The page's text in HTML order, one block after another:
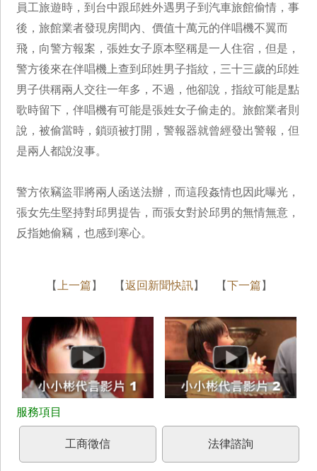
員工旅遊時，到台中跟邱姓外遇男子到汽車旅館偷情，事
後，旅館業者發現房間內、價值十萬元的伴唱機不翼而
飛，向警方報案，張姓女子原本堅稱是一人住宿，但是，
警方後來在伴唱機上查到邱姓男子指紋，三十三歲的邱姓
男子供稱兩人交往一年多，不過，他卻說，指紋可能是點
歌時留下，伴唱機有可能是張姓女子偷走的。旅館業者則
說，被偷當時，鎖頭被打開，警報器就曾經發出警報，但
是兩人都說沒事。
警方依竊盜罪將兩人函送法辦，而這段姦情也因此曝光，
張女先生堅持對邱男提告，而張女對於邱男的無情無意，
反指她偷竊，也感到寒心。
【 上一篇 】 【返回新聞快訊】 【下一篇 】
工商徵信 法律諮詢